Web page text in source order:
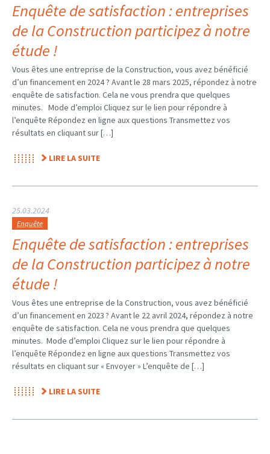
Enquête de satisfaction : entreprises
de la Construction participez à notre
étude !
Vous êtes une entreprise de la Construction, vous avez bénéficié
d’un financement en 2024 ? Avant le 28 mars 2025, répondez à notre
enquête de satisfaction. Cela ne vous prendra que quelques
minutes. Mode d’emploi Cliquez sur le lien pour répondre à
l’enquête Répondez en ligne aux questions Transmettez vos
résultats en cliquant sur […]
LIRE LA SUITE
25.03.2024
Enquête
Enquête de satisfaction : entreprises
de la Construction participez à notre
étude !
Vous êtes une entreprise de la Construction, vous avez bénéficié
d’un financement en 2023 ? Avant le 22 avril 2024, répondez à notre
enquête de satisfaction. Cela ne vous prendra que quelques
minutes. Mode d’emploi Cliquez sur le lien pour répondre à
l’enquête Répondez en ligne aux questions Transmettez vos
résultats en cliquant sur « Envoyer » L’enquête de […]
LIRE LA SUITE